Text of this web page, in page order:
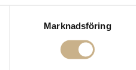
Marknadsföring
NYHETSBREV